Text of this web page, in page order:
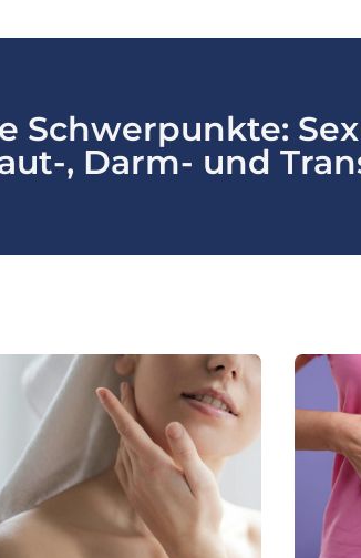
Schwerpunkte:
, Darm- und